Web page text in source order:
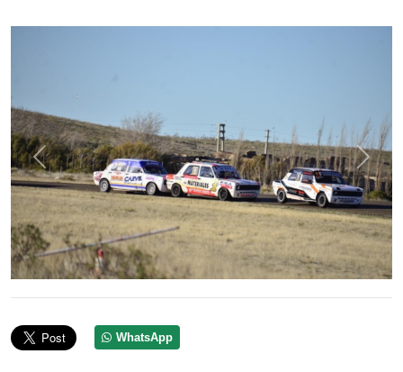
Anterior
WhatsApp